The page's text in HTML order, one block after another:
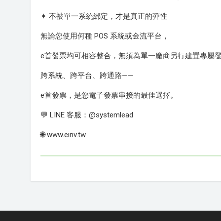
✦ 不被單一系統綁定，才是真正的彈性
無論您使用何種 POS 系統或金流平台，
e首發票均可相容整合，無須為單一廠商另行建置專屬發
跨系統、跨平台、跨通路——
e首發票，是您電子發票串接的最佳選擇。
💬 LINE 客服：@systemlead
🌐 www.einv.tw